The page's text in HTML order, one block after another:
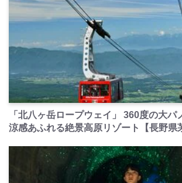
「北八ヶ岳ロープウェイ」 360度の大パ
涼感あふれる絶景高原リゾート【長野県